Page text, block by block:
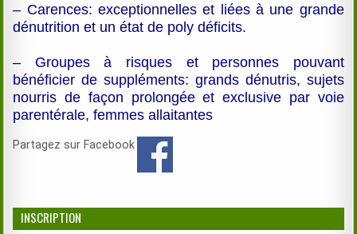
– Carences: exceptionnelles et liées à une grande
dénutrition et un état de poly déficits.
– Groupes à risques et personnes pouvant
bénéficier de suppléments: grands dénutris, sujets
nourris de façon prolongée et exclusive par voie
parentérale, femmes allaitantes
Partagez sur Facebook
INSCRIPTION